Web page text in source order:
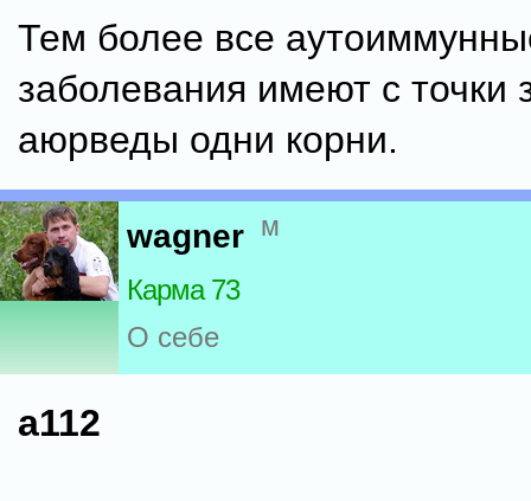
Тем более все
заболевания имеют с точки
аюрведы одни корни.
wagner м
Карма 73
О себе
a112